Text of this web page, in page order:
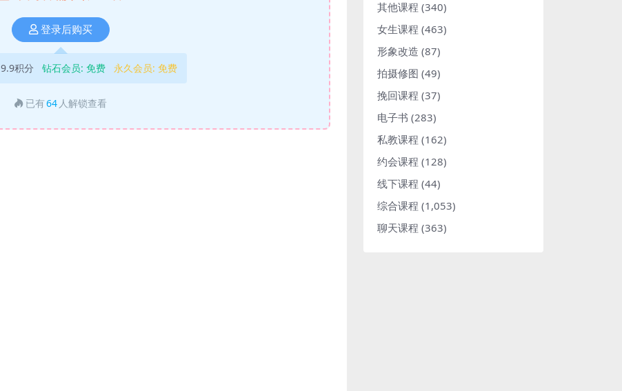
登录后购买
9.9积分 钻石会员: 免费 永久会员: 免费
已有64 人解锁查看
其他课程 (340)
女生课程 (463)
形象改造 (87)
拍摄修图 (49)
挽回课程 (37)
电子书 (283)
私教课程 (162)
约会课程 (128)
线下课程 (44)
综合课程 (1,053)
聊天课程 (363)